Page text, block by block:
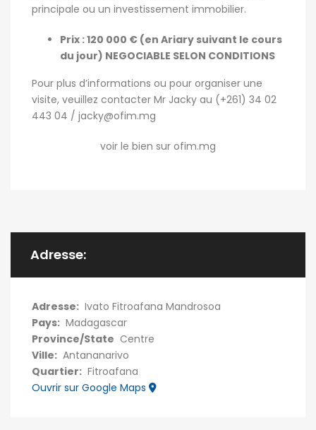
principale ou un investissement immobilier.
Prix : 120 000 € (en Ariary suivant le cours
du jour) NEGOCIABLE SELON CONDITIONS
Pour plus d’informations ou pour organiser une
visite, veuillez contacter Mr Jacky au (+261) 34 02
443 04 / jacky@ofim.mg
voir le bien sur ofim.mg
Adresse:
Adresse: Ivato Fitroafana Mandrosoa
Pays: Madagascar
Province/State Centre
Ville: Antananarivo
Quartier: Fitroafana
Ouvrir sur Google Maps